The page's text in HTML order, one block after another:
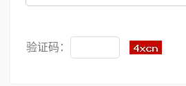
验证码：